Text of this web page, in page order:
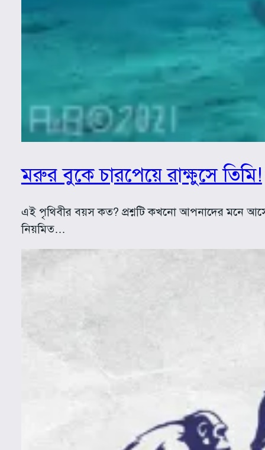
মরুর বুকে চারপেয়ে রাক্ষুসে তিমি!
এই পৃথিবীর বয়স কত? প্রশ্নটি কখনো আপনাদের মনে আসে
নিয়মিত…